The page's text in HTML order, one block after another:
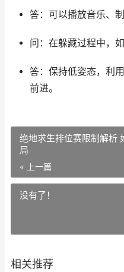
答：可以播放音乐、
问：在躲藏过程中，
答：保持低姿态，利
前进。
绝地求生排位赛限制解析
局
« 上一篇
没有了！
相关推荐